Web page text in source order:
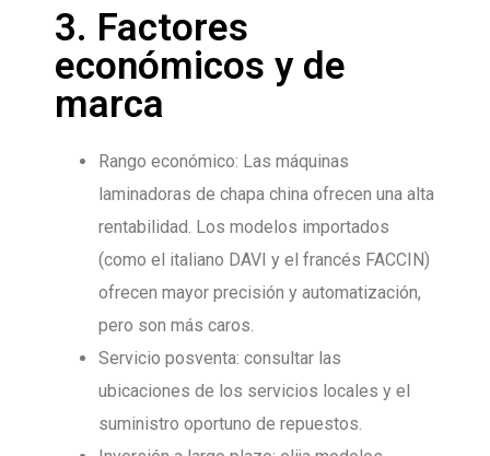
3. Factores
económicos y de
marca
Rango económico: Las máquinas
laminadoras de chapa china ofrecen una alta
rentabilidad. Los modelos importados
(como el italiano DAVI y el francés FACCIN)
ofrecen mayor precisión y automatización,
pero son más caros.
Servicio posventa: consultar las
ubicaciones de los servicios locales y el
suministro oportuno de repuestos.